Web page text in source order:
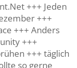
+++ Jeden
+++
+++ Anders
+++
+++ täglich
so gerne